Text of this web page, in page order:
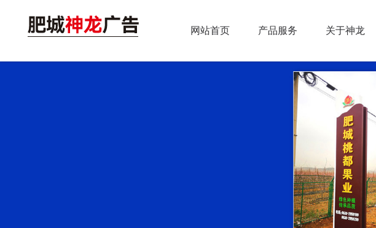
网站首页 产品服务 关于神龙